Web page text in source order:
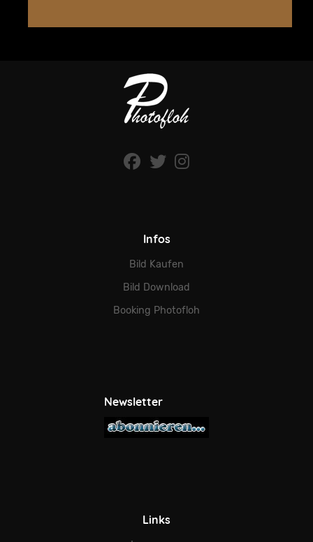
Infos
Bild Kaufen
Bild Download
Booking Photofloh
Newsletter
Links